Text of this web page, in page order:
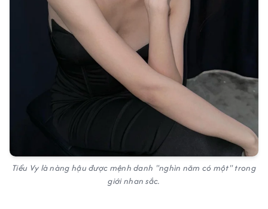
Tiểu Vy là nàng hậu được mệnh danh "nghìn năm có một" trong
giới nhan sắc.